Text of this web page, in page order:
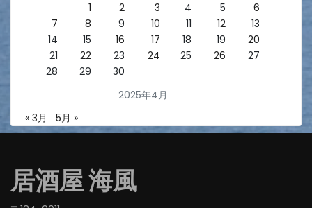
2025年4月
1
2 3 4 5
6
7
8 9 10 11 12
13
14
15 16 17 18 19
20
21
22 23 24 25 26
27
28
29 30
« 3月 5月 »
居酒屋 海風